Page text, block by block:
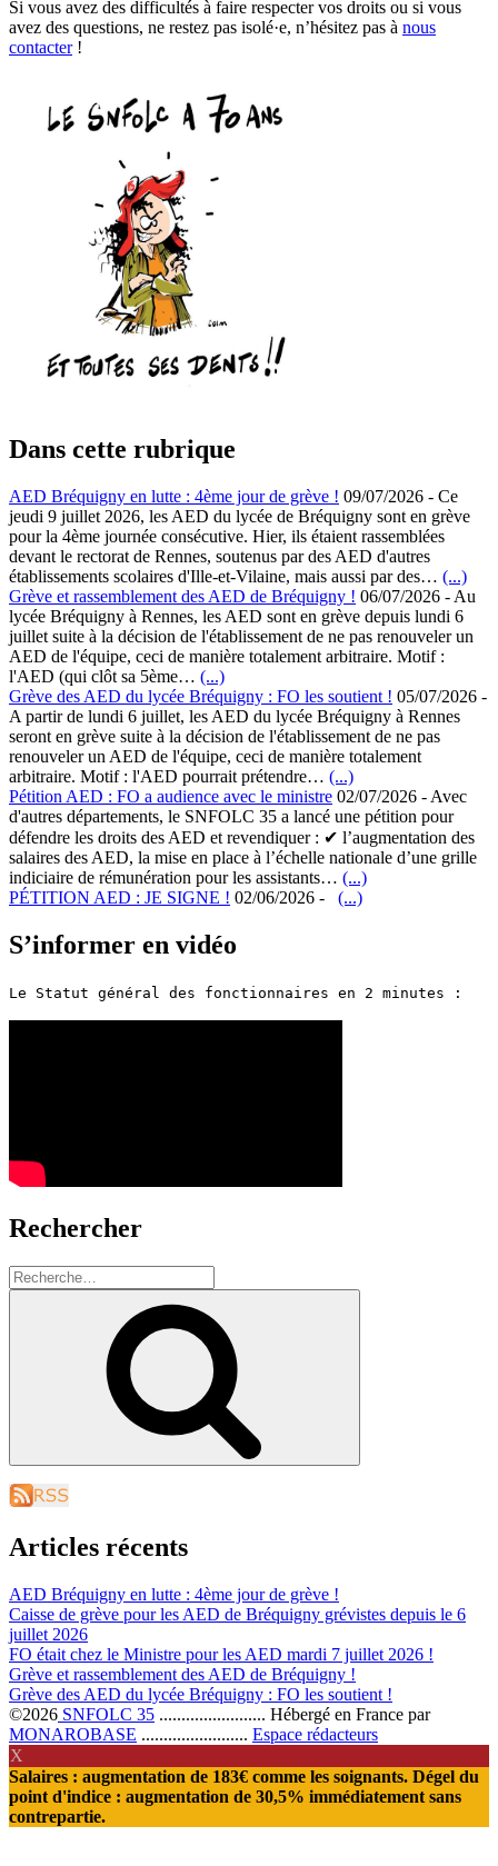
Si vous avez des difficultés à faire respecter vos droits ou si vous
avez des questions, ne restez pas isolé·e, n’hésitez pas à nous
contacter!
Dans cette rubrique
AED Bréquigny en lutte : 4ème jour de grève ! 09/07/2026 - Ce
jeudi 9 juillet 2026, les AED du lycée de Bréquigny sont en grève
pour la 4ème journée consécutive. Hier, ils étaient rassemblées
devant le rectorat de Rennes, soutenus par des AED d'autres
établissements scolaires d'Ille-et-Vilaine, mais aussi par des… (...)
Grève et rassemblement des AED de Bréquigny ! 06/07/2026 - Au
lycée Bréquigny à Rennes, les AED sont en grève depuis lundi 6
juillet suite à la décision de l'établissement de ne pas renouveler un
AED de l'équipe, ceci de manière totalement arbitraire. Motif :
l'AED (qui clôt sa 5ème… (...)
Grève des AED du lycée Bréquigny : FO les soutient ! 05/07/2026 -
A partir de lundi 6 juillet, les AED du lycée Bréquigny à Rennes
seront en grève suite à la décision de l'établissement de ne pas
renouveler un AED de l'équipe, ceci de manière totalement
arbitraire. Motif : l'AED pourrait prétendre… (...)
Pétition AED : FO a audience avec le ministre 02/07/2026 - Avec
d'autres départements, le SNFOLC 35 a lancé une pétition pour
défendre les droits des AED et revendiquer : ✔ l’augmentation des
salaires des AED, la mise en place à l’échelle nationale d’une grille
indiciaire de rémunération pour les assistants… (...)
PÉTITION AED : JE SIGNE ! 02/06/2026 - (...)
S’informer en vidéo
Le Statut général des fonctionnaires en 2 minutes :
Rechercher
Recherche
pour
Articles récents
AED Bréquigny en lutte : 4ème jour de grève !
Caisse de grève pour les AED de Bréquigny grévistes depuis le 6
juillet 2026
FO était chez le Ministre pour les AED mardi 7 juillet 2026 !
Grève et rassemblement des AED de Bréquigny !
Grève des AED du lycée Bréquigny : FO les soutient !
©2026 SNFOLC 35 ........................ Hébergé en France par
MONAROBASE ........................ Espace rédacteurs
X
Salaires : augmentation de 183€ comme les soignants. Dégel du
point d'indice : augmentation de 30,5% immédiatement sans
contrepartie.